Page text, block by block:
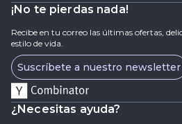
¡No te pierdas nada!
Recibe en tu correo las últimas ofertas,
estilo de vida.
Suscríbete a nuestro newsletter
¿Necesitas ayuda?